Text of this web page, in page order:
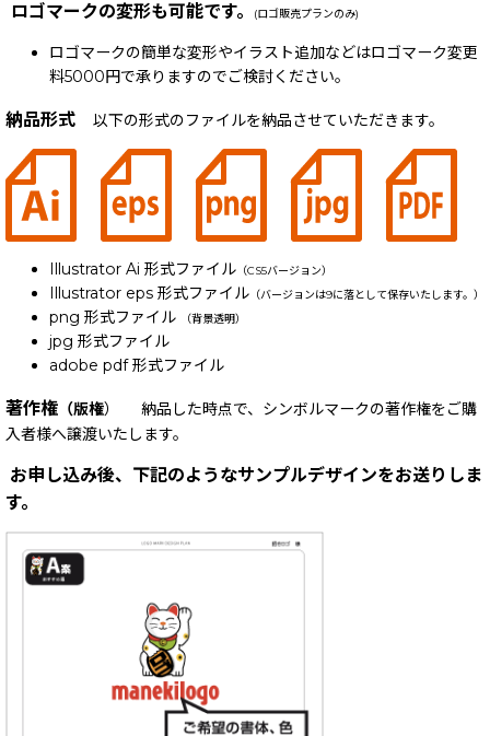
ロゴマークの変形も可能です。 (ロゴ販売プランのみ)
ロゴマークの簡単な変形やイラスト追加などはロゴマーク変更
料5000円で承りますのでご検討ください。
納品形式 以下の形式のファイルを納品させていただきます。
Illustrator Ai 形式ファイル （CS5バージョン）
Illustrator eps 形式ファイル （バージョンは9に落として保存いたします。）
png 形式ファイル （背景透明）
jpg 形式ファイル
adobe pdf 形式ファイル
著作権 （版権） 納品した時点で、シンボルマークの著作権をご購
入者様へ譲渡いたします。
お申し込み後、下記のようなサンプルデザインをお送りしま
す。